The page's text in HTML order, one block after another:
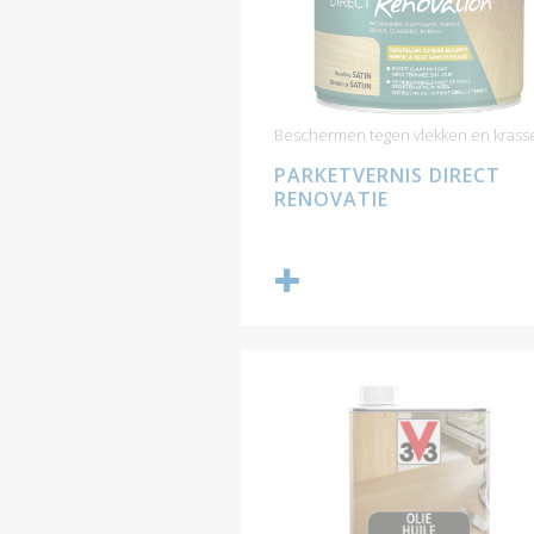
Beschermen tegen vlekken en
PARKETVERNIS DIRECT
RENOVATIE